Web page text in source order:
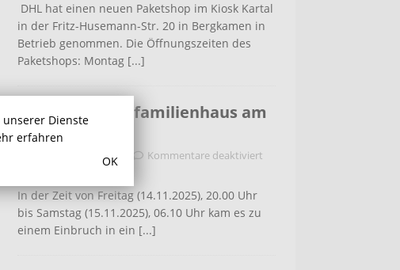
DHL hat einen neuen Paketshop im Kiosk Kartal
in der Fritz-Husemann-Str. 20 in Bergkamen in
Betrieb genommen. Die Öffnungszeiten des
Paketshops: Montag [...]
Einbruch in Einfamilienhaus am
Haldenweg
16. November 2025 Kommentare deaktiviert
In der Zeit von Freitag (14.11.2025), 20.00 Uhr
bis Samstag (15.11.2025), 06.10 Uhr kam es zu
einem Einbruch in ein [...]
Dienste
erfahren
OK